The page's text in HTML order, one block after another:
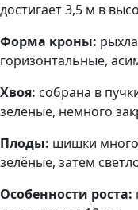
достигает 3,5 м в
Форма кроны:
горизонтальные,
Хвоя: собрана в
зелёные, немного
Плоды: шишки
зелёные, затем
Особенности роста: